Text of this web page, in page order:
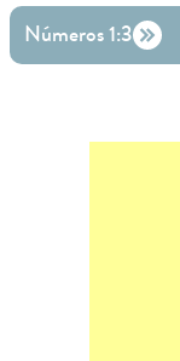
Números 1:3